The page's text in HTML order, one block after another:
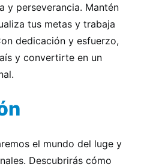
y perseverancia. Mantén
tus metas y trabaja
dedicación y esfuerzo,
y convertirte en un
el mundo del luge y
Descubrirás cómo